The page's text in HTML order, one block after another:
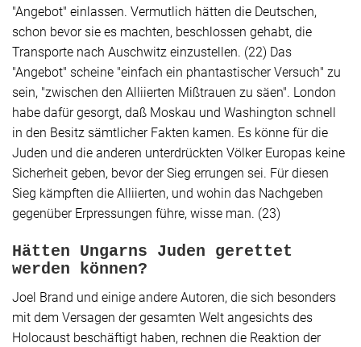
"Angebot" einlassen. Vermutlich hätten die Deutschen,
schon bevor sie es machten, beschlossen gehabt, die
Transporte nach Auschwitz einzustellen. (22) Das
"Angebot" scheine "einfach ein phantastischer Versuch" zu
sein, "zwischen den Alliierten Mißtrauen zu säen". London
habe dafür gesorgt, daß Moskau und Washington schnell
in den Besitz sämtlicher Fakten kamen. Es könne für die
Juden und die anderen unterdrückten Völker Europas keine
Sicherheit geben, bevor der Sieg errungen sei. Für diesen
Sieg kämpften die Alliierten, und wohin das Nachgeben
gegenüber Erpressungen führe, wisse man. (23)
Hätten Ungarns Juden gerettet
werden können?
Joel Brand und einige andere Autoren, die sich besonders
mit dem Versagen der gesamten Welt angesichts des
Holocaust beschäftigt haben, rechnen die Reaktion der